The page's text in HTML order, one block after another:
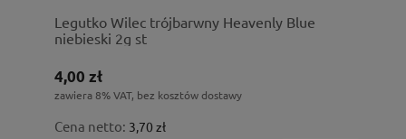
Legutko Wilec trójbarwny Heavenly Blue
niebieski 2g st
4,00 zł
zawiera 8% VAT, bez kosztów dostawy
Cena netto: 3,70 zł